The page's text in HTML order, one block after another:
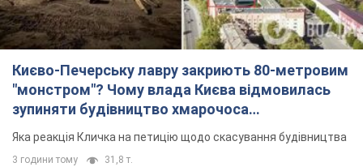
Києво-Печерську лавру закриють 80-метровим
"монстром"? Чому влада Києва відмовилась
зупиняти будівництво хмарочоса
"московського вірянина"
Яка реакція Кличка на петицію щодо скасування будівництва
3 години тому 31,8 т.